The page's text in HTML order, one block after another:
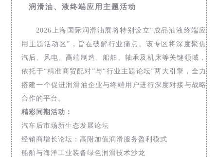
润滑油、液终端应用主题活动
2026上海国际润滑油展将特别设立“成品油液终端应
用主题活动区”，旨在破解行业痛点。该专区将深度聚焦
汽后、风电、高端制造、船舶、轴承及机床等关键领域，
依托于“精准商贸配对”与“行业主题论坛”两大引擎，全力
搭建一个促进润滑油企业与终端用户进行深度对接与战略
合作的平台。
精彩同期活动：
汽车后市场新生态发展论坛
经销商增长论坛：高附加值润滑服务盈利模式
船舶与海洋工业装备绿色润滑技术沙龙